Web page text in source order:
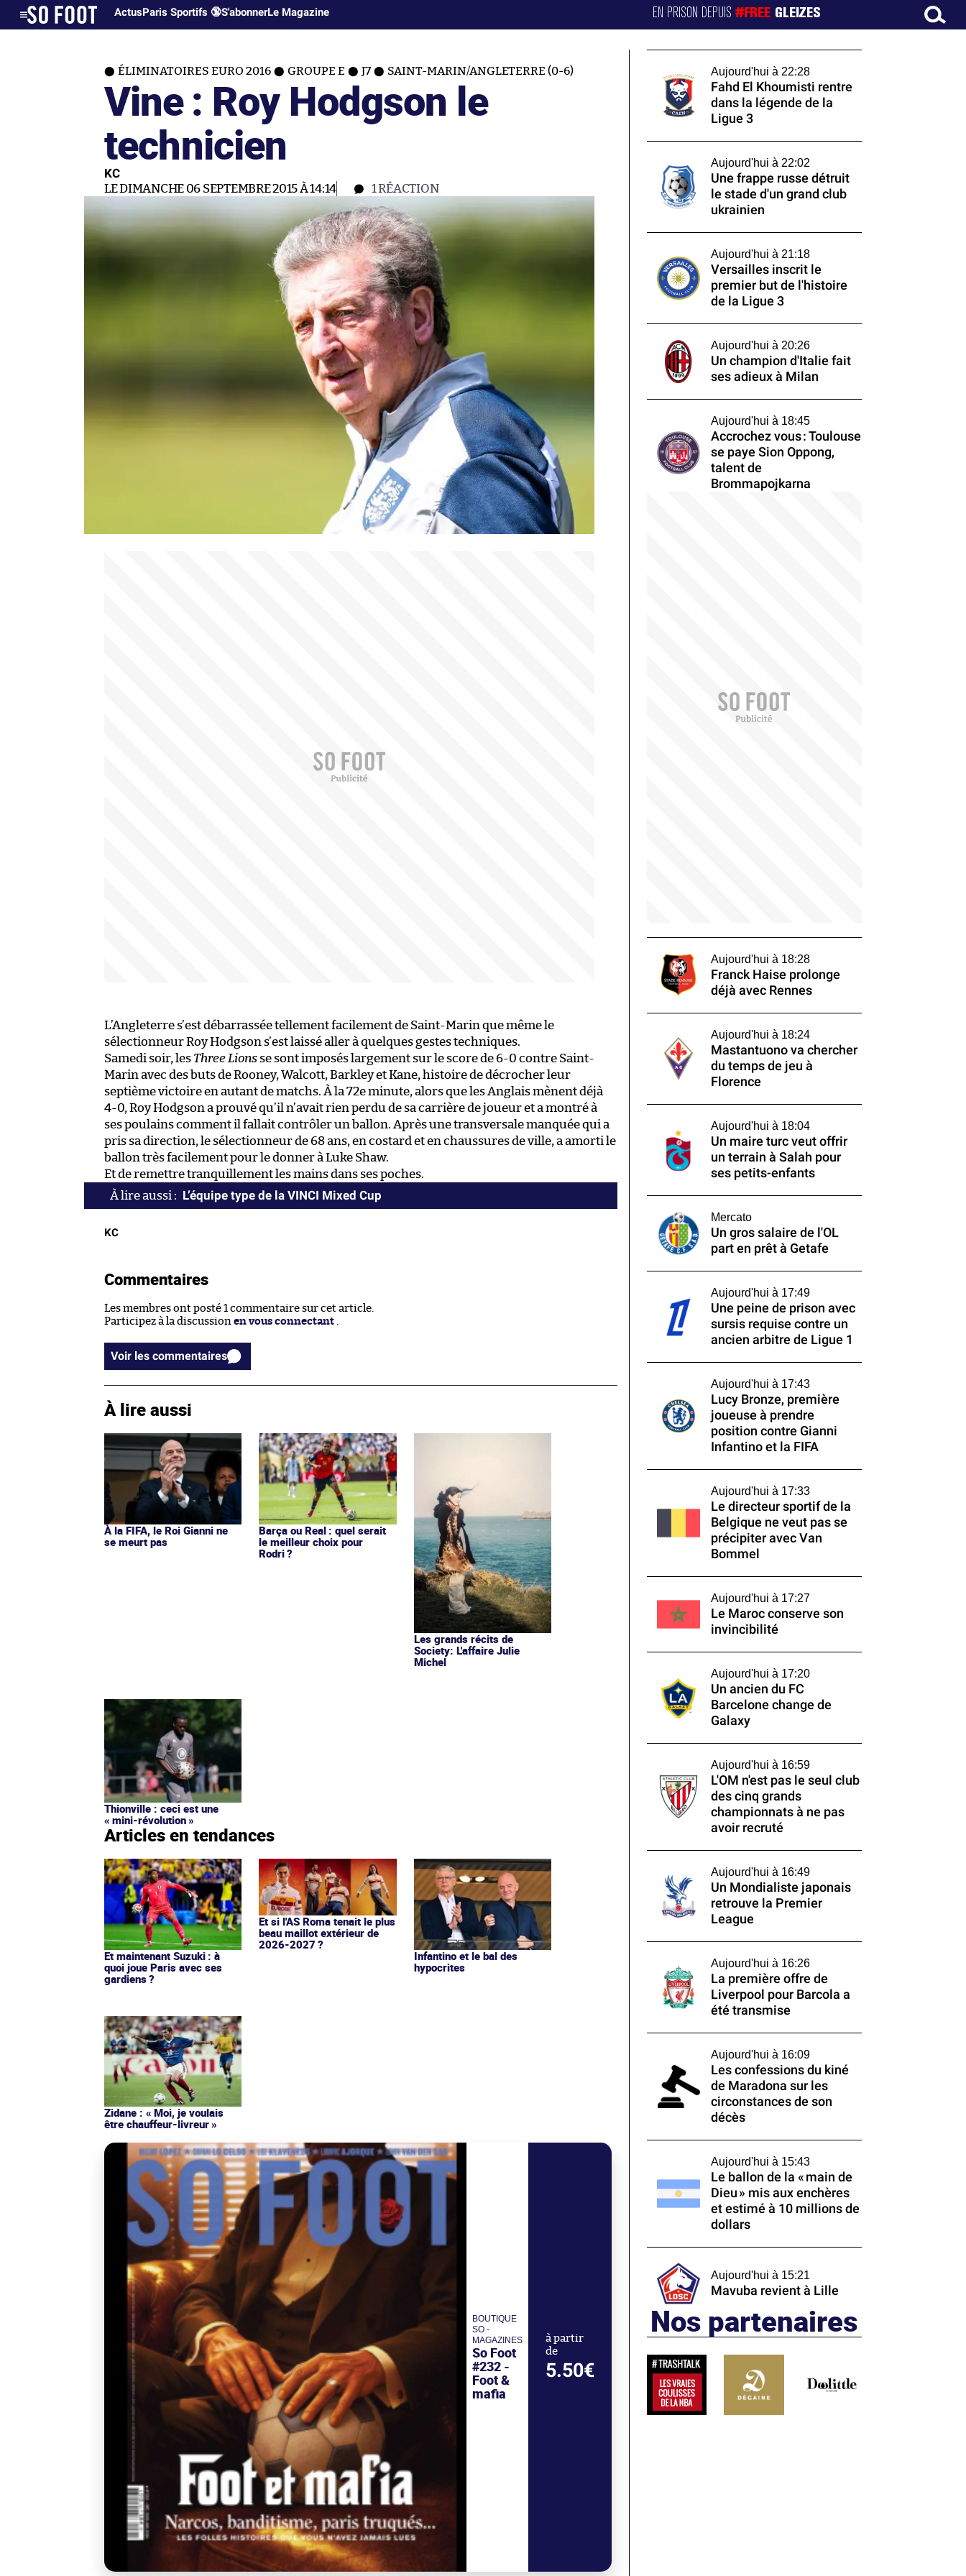
ActusParis Sportifs 🔞S'abonnerLe Magazine EN PRISON DEPUIS#FREE GLEIZES
ÉLIMINATOIRES EURO 2016 GROUPE E J7 SAINT-MARIN/ANGLETERRE (0-6)
Vine : Roy Hodgson le
technicien
KC
LE DIMANCHE 06 SEPTEMBRE 2015 À 14:14 1RÉACTION
L’Angleterre s’est débarrassée tellement facilement de Saint-Marin que même le
sélectionneur Roy Hodgson s’est laissé aller à quelques gestes techniques.
Samedi soir, les Three Lions se sont imposés largement sur le score de 6-0 contre Saint-
Marin avec des buts de Rooney, Walcott, Barkley et Kane, histoire de décrocher leur
septième victoire en autant de matchs. À la 72e minute, alors que les Anglais mènent déjà
4-0, Roy Hodgson a prouvé qu’il n’avait rien perdu de sa carrière de joueur et a montré à
ses poulains comment il fallait contrôler un ballon. Après une transversale manquée qui a
pris sa direction, le sélectionneur de 68 ans, en costard et en chaussures de ville, a amorti le
ballon très facilement pour le donner à Luke Shaw.
Et de remettre tranquillement les mains dans ses poches.
L’équipe type de la VINCI Mixed Cup
KC
Commentaires
Les membres ont posté 1 commentaire sur cet article.
Participez à la discussion en vous connectant
Voir les commentaires
À lire aussi
À la FIFA, le Roi Gianni ne
se meurt pas
Barça ou Real : quel serait
le meilleur choix pour
Rodri ?
Les grands récits de
Society: L'affaire Julie
Michel
Thionville : ceci est une
« mini-révolution »
Articles en tendances
Et maintenant Suzuki : à
quoi joue Paris avec ses
gardiens ?
Et si l'AS Roma tenait le plus
beau maillot extérieur de
2026-2027 ?
Infantino et le bal des
hypocrites
Zidane : « Moi, je voulais
être chauffeur-livreur »
BOUTIQUE
SO -
MAGAZINES
So Foot
#232 -
Foot &
mafia
à partir
de
5.50€
Aujourd'hui à 22:28
Fahd El Khoumisti rentre
dans la légende de la
Ligue 3
Aujourd'hui à 22:02
Une frappe russe détruit
le stade d'un grand club
ukrainien
Aujourd'hui à 21:18
Versailles inscrit le
premier but de l'histoire
de la Ligue 3
Aujourd'hui à 20:26
Un champion d'Italie fait
ses adieux à Milan
Aujourd'hui à 18:45
Accrochez vous : Toulouse
se paye Sion Oppong,
talent de
Brommapojkarna
Aujourd'hui à 18:28
Franck Haise prolonge
déjà avec Rennes
Aujourd'hui à 18:24
Mastantuono va chercher
du temps de jeu à
Florence
Aujourd'hui à 18:04
Un maire turc veut offrir
un terrain à Salah pour
ses petits-enfants
Mercato
Un gros salaire de l'OL
part en prêt à Getafe
Aujourd'hui à 17:49
Une peine de prison avec
sursis requise contre un
ancien arbitre de Ligue 1
Aujourd'hui à 17:43
Lucy Bronze, première
joueuse à prendre
position contre Gianni
Infantino et la FIFA
Aujourd'hui à 17:33
Le directeur sportif de la
Belgique ne veut pas se
précipiter avec Van
Bommel
Aujourd'hui à 17:27
Le Maroc conserve son
invincibilité
Aujourd'hui à 17:20
Un ancien du FC
Barcelone change de
Galaxy
Aujourd'hui à 16:59
L'OM n'est pas le seul club
des cinq grands
championnats à ne pas
avoir recruté
Aujourd'hui à 16:49
Un Mondialiste japonais
retrouve la Premier
League
Aujourd'hui à 16:26
La première offre de
Liverpool pour Barcola a
été transmise
Aujourd'hui à 16:09
Les confessions du kiné
de Maradona sur les
circonstances de son
décès
Aujourd'hui à 15:43
Le ballon de la « main de
Dieu » mis aux enchères
et estimé à 10 millions de
dollars
Aujourd'hui à 15:21
Mavuba revient à Lille
Nos partenaires